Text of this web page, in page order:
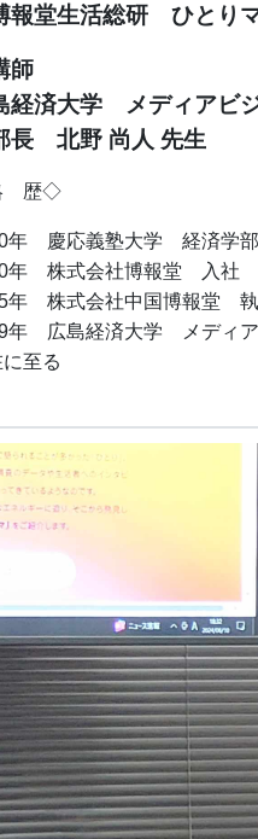
報堂生活総研 ひとり
師
経済大学 メディアビ
長 北野 尚人 先生
歴◇
年 慶応義塾大学 経済学
年 株式会社博報堂 入社
年 株式会社中国博報堂 執
年 広島経済大学 メディ
至る